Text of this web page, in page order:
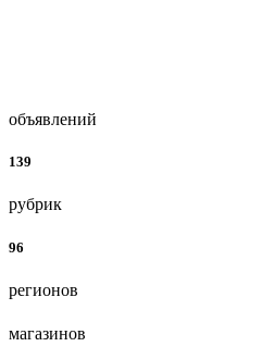
объявлений
139
рубрик
96
регионов
магазинов